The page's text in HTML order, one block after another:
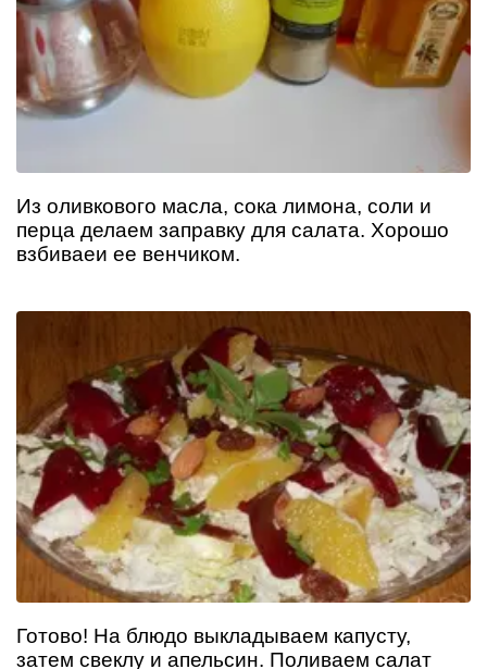
Из оливкового масла, сока лимона, соли и
перца делаем заправку для салата. Хорошо
взбиваеи ее венчиком.
Готово! На блюдо выкладываем капусту,
затем свеклу и апельсин. Поливаем салат